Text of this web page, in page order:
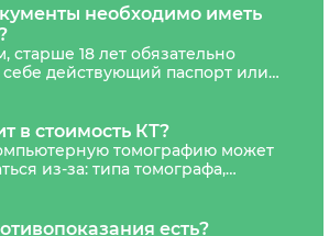
с печатью и подписью
необходимо иметь
старше 18 лет обязательно
действующий паспорт или
уполномоченным
из родителей или
ребенка).
в стоимость КТ?
томографию может
из-за: типа томографа,
заключение рентгенолога и
есть?